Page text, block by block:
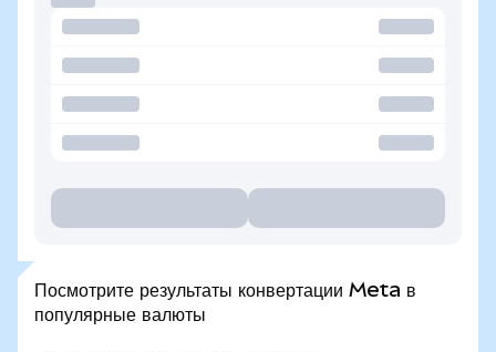
Посмотрите результаты конвертации Meta в
популярные валюты